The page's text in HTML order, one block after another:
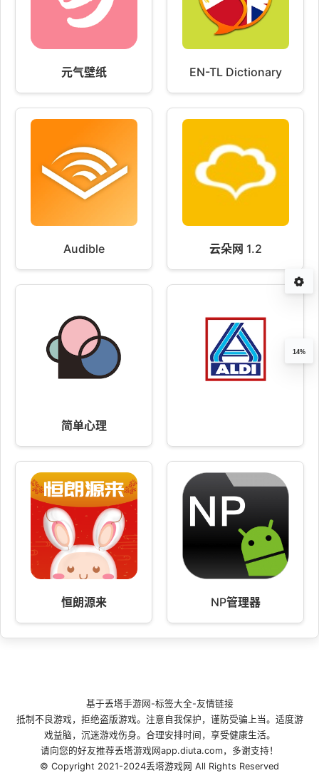
元气壁纸 EN-TL Dictionary
Audible 云朵网 1.2
简单心理
恒朗源来 NP管理器
14%
基于丢塔手游网 -标签大全-友情链接
抵制不良游戏，拒绝盗版游戏。注意自我保护，谨防受骗上当。适度游
戏益脑，沉迷游戏伤身。合理安排时间，享受健康生活。
请向您的好友推荐丢塔游戏网app.diuta.com，多谢支持！
© Copyright 2021-2024丢塔游戏网 All Rights Reserved